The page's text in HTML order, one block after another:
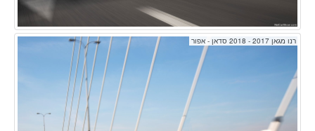
רנו מגאן 2017 - 2018 סדאן - אפור